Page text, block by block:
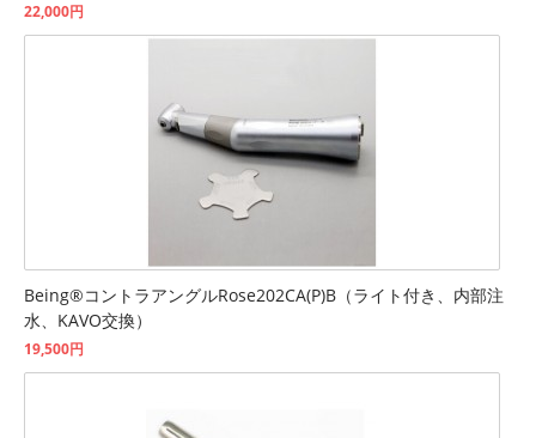
22,000円
Being®コントラアングルRose202CA(P)B（ライト付き、内部注
水、KAVO交換）
19,500円